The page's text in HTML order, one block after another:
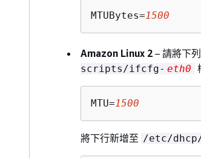
MTUBytes=1500
Amazon Linux 2 – 請將下
scripts/ifcfg- eth0
MTU=1500
將下行新增至 /etc/